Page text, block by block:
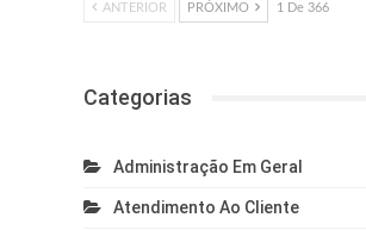
ANTERIOR PRÓXIMO 1 De 366
Categorias
Administração Em Geral
Atendimento Ao Cliente